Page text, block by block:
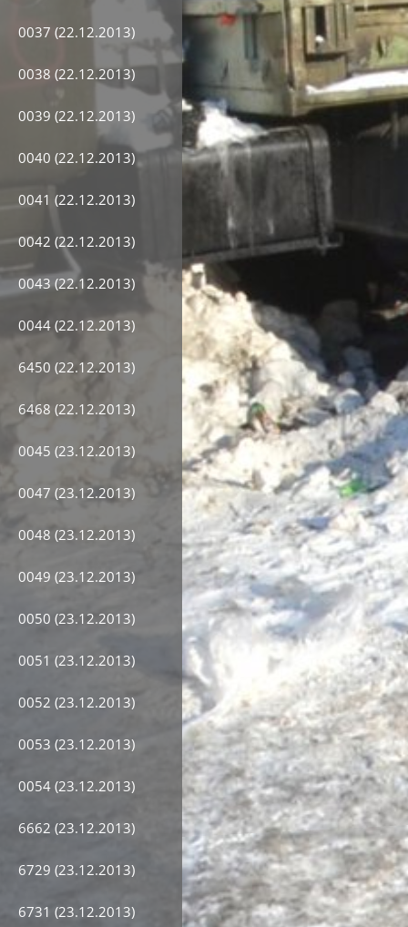
0037 (22.12.2013)
0038 (22.12.2013)
0039 (22.12.2013)
0040 (22.12.2013)
0041 (22.12.2013)
0042 (22.12.2013)
0043 (22.12.2013)
0044 (22.12.2013)
6450 (22.12.2013)
6468 (22.12.2013)
0045 (23.12.2013)
0047 (23.12.2013)
0048 (23.12.2013)
0049 (23.12.2013)
0050 (23.12.2013)
0051 (23.12.2013)
0052 (23.12.2013)
0053 (23.12.2013)
0054 (23.12.2013)
6662 (23.12.2013)
6729 (23.12.2013)
6731 (23.12.2013)